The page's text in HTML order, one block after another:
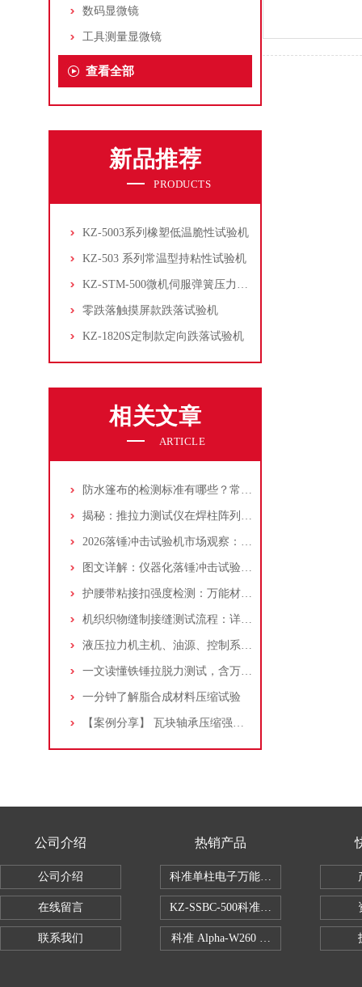
数码显微镜
工具测量显微镜
查看全部
新品推荐
PRODUCTS
KZ-5003系列橡塑低温脆性试验机
KZ-503 系列常温型持粘性试验机
KZ-STM-500微机伺服弹簧压力试验机
零跌落触摸屏款跌落试验机
KZ-1820S定制款定向跌落试验机
相关文章
ARTICLE
防水篷布的检测标准有哪些？常见检测项目汇总
揭秘：推拉力测试仪在焊柱阵列封装破坏性引线拉力测试中应用
2026落锤冲击试验机市场观察：仪器化成标配，国产替代加速
图文详解：仪器化落锤冲击试验机操作与核心功能展示
护腰带粘接扣强度检测：万能材料试验机操作要点与标准依据
机织织物缝制接缝测试流程：详细介绍万能材料试验机的应用
液压拉力机主机、油源、控制系统的保养方法及技巧！
一文读懂铁锤拉脱力测试，含万能试验机操作！
一分钟了解脂合成材料压缩试验
【案例分享】 瓦块轴承压缩强度测试方案
公司介绍
公司介绍
在线留言
联系我们
热销产品
科准单柱电子万能拉力机KZ-SSBC-500
KZ-SSBC-500科准单柱电子万能试验
科准 Alpha-W260 半导体全自动推拉